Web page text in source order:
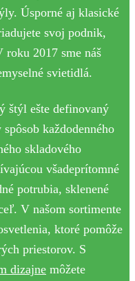
Úsporné aj klasické
svoj podnik,
roku 2017 sme náš
svietidlá.
štýl ešte definovaný
každodenného
skladového
všadeprítomné
potrubia, sklenené
V našom sortimente
ktoré pomôže
priestorov. S
dizajne môžete